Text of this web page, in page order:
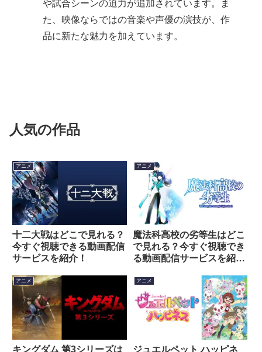
や試合シーンの迫力が追加されています。ま
た、映像ならではの音楽や声優の演技が、作
品に新たな魅力を加えています。
人気の作品
アニメ
十二大戦はどこで見れる？
今すぐ視聴できる動画配信
サービスを紹介！
アニメ
魔法科高校の劣等生はどこ
で見れる？今すぐ視聴でき
る動画配信サービスを紹
アニメ
キングダム 第3シリーズは
アニメ
ジュエルペット ハッピネ